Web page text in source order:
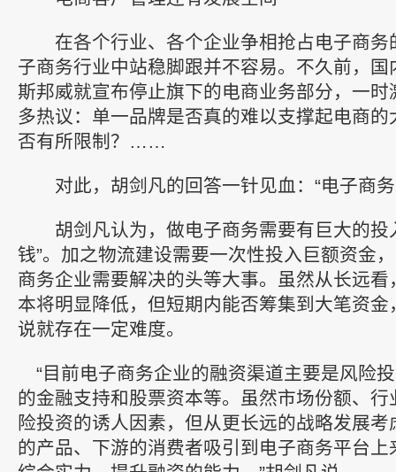
在各个行业、各个企业争相抢占电子商务
子商务行业中站稳脚跟并不容易。不久前，
斯邦威就宣布停止旗下的电商业务部分，一
多热议：单一品牌是否真的难以支撑起电商
否有所限制？……
对此，胡剑凡的回答一针见血：“电子商务
胡剑凡认为，做电子商务需要有巨大的投
钱”。加之物流建设需要一次性投入巨额资金
商务企业需要解决的头等大事。虽然从长远
本将明显降低，但短期内能否筹集到大笔资
说就存在一定难度。
“目前电子商务企业的融资渠道主要是风险
的金融支持和股票资本等。虽然市场份额、
险投资的诱人因素，但从更长远的战略发展
的产品、下游的消费者吸引到电子商务平台